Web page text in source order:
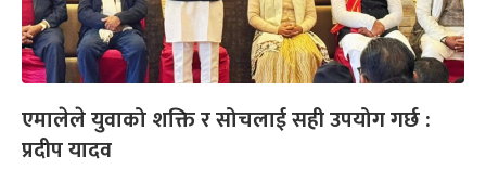
एमालेले युवाको शक्ति र सोचलाई सही उपयोग गर्छ :
प्रदीप यादव